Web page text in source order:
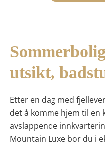
utsikt,
Etter en dag med
det å komme hjem til en
avslappende
Mountain Luxe bor du i